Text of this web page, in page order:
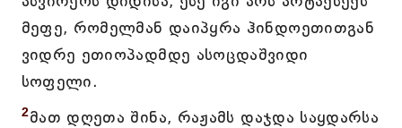
მეფე, რომელმან დაიპყრა ჰინდოეთითგან
ვიდრე ეთიოპადმდე ასოცდაშვიდი
სოფელი.
2მათ დღეთა შინა, რაჟამს დაჯდა საყდარსა